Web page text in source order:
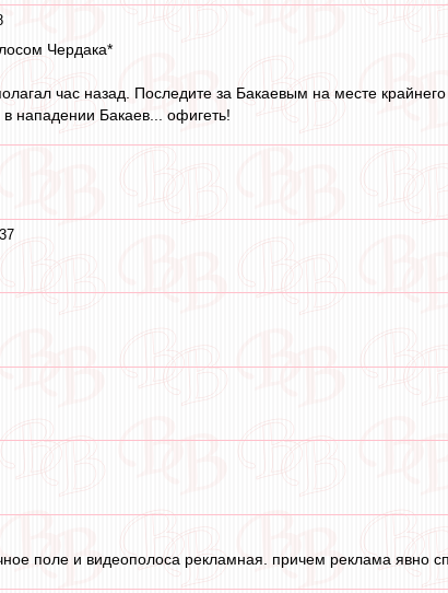
Чердака*
час назад. Последите за Бакаевым на месте
нападении Бакаев... офигеть!
поле и видеополоса рекламная. причем реклама явно